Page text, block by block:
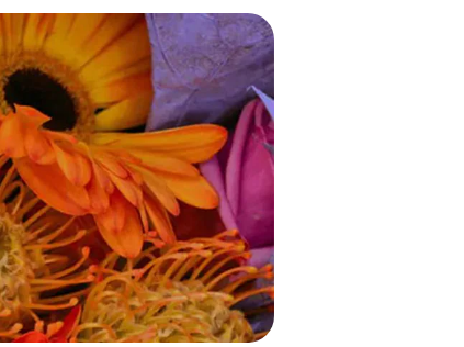
искренних чувств и
энергии. В
отношениях.
Поэтому почти в
трех недель) сохранять
для оформления
праздники, юбилеи.